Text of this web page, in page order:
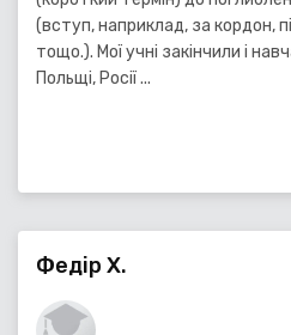
(вступ, наприклад, за кордон,
тощо.). Мої учні закінчили і
Польщі, Росії ...
Федір Х.